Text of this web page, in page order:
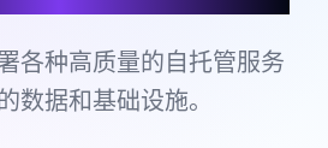
各种高质量的自托管服务
数据和基础设施。